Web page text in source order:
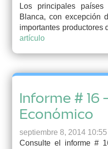
Los principales países
Blanca, con excepción
importantes productores
artículo
Informe # 16
Económico
septiembre 8, 2014
Consulte el informe #